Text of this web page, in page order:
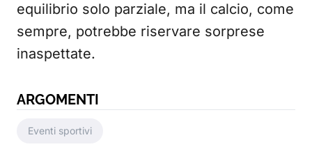
equilibrio solo parziale, ma il calcio, come
sempre, potrebbe riservare sorprese
inaspettate.
ARGOMENTI
Eventi sportivi